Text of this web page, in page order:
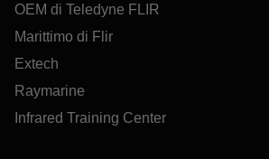
OEM di Teledyne FLIR
Marittimo di Flir
Extech
Raymarine
Infrared Training Center